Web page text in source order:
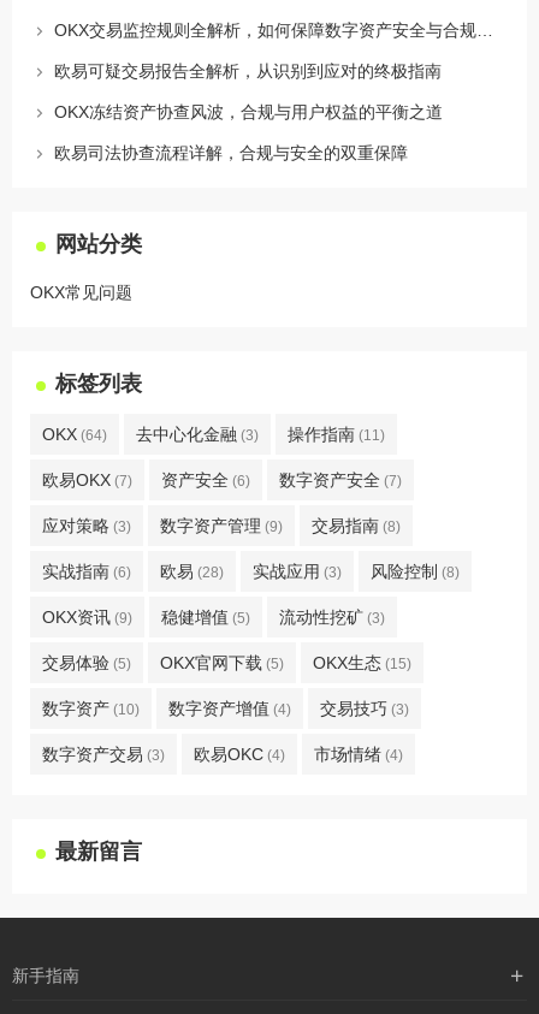
欧易可疑交易报告全解析，从识别到应对的终极指南
OKX冻结资产协查风波，合规与用户权益的平衡之道
欧易司法协查流程详解，合规与安全的双重保障
网站分类
OKX常见问题
标签列表
OKX (64) 去中心化金融 (3) 操作指南 (11)
欧易OKX (7) 资产安全 (6) 数字资产安全 (7)
应对策略 (3) 数字资产管理 (9) 交易指南 (8)
实战指南 (6) 欧易 (28) 实战应用 (3) 风险控制 (8)
OKX资讯 (9) 稳健增值 (5) 流动性挖矿 (3)
交易体验 (5) OKX官网下载 (5) OKX生态 (15)
数字资产 (10) 数字资产增值 (4) 交易技巧 (3)
数字资产交易 (3) 欧易OKC (4) 市场情绪 (4)
最新留言
新手指南